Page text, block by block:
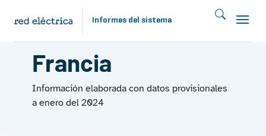
Pasar al contenido principal
Informes del sistema
Francia
Información elaborada con datos provisionales
a enero del 2024